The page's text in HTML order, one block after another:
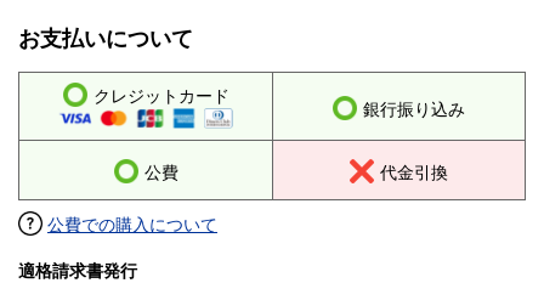
お支払いについて
クレジットカード
銀行振り込み
公費 代金引換
公費での購入について
適格請求書発行